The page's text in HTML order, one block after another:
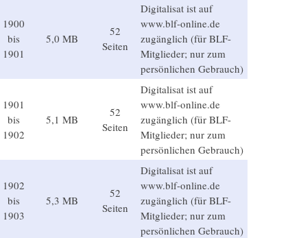
1900
bis
1901
5,0 MB
52
Seiten
Digitalisat ist auf
www.blf-online.de
zugänglich (für BLF-
Mitglieder; nur zum
persönlichen Gebrauch)
1901
bis
1902
5,1 MB
52
Seiten
Digitalisat ist auf
www.blf-online.de
zugänglich (für BLF-
Mitglieder; nur zum
persönlichen Gebrauch)
1902
bis
1903
5,3 MB
52
Seiten
Digitalisat ist auf
www.blf-online.de
zugänglich (für BLF-
Mitglieder; nur zum
persönlichen Gebrauch)